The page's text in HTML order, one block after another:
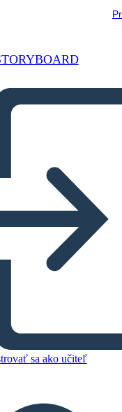
sa ako učiteľ